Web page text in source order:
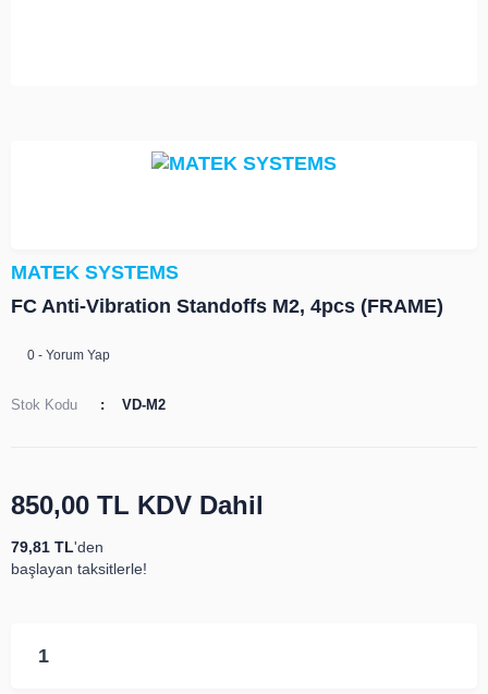
MATEK SYSTEMS
FC Anti-Vibration Standoffs M2, 4pcs (FRAME)
0 - Yorum Yap
Stok Kodu VD-M2
850,00 TL KDV Dahil
79,81 TL'den
başlayan taksitlerle!